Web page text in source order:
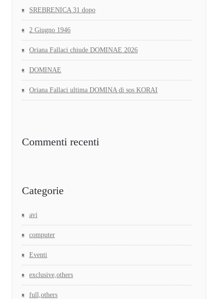
SREBRENICA 31 dopo
2 Giugno 1946
Oriana Fallaci chiude DOMINAE 2026
DOMINAE
Oriana Fallaci ultima DOMINA di sos KORAI
Commenti recenti
Categorie
avi
computer
Eventi
exclusive,others
full,others